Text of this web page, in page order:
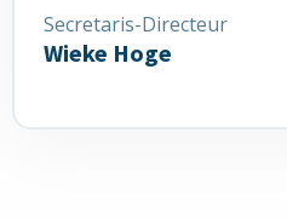
Secretaris-Directeur
Wieke Hoge